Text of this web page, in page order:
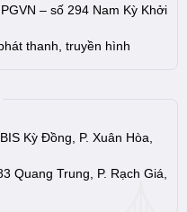
– số 294 Nam Kỳ Khởi
thanh, truyền hình
Kỳ Đồng, P. Xuân Hòa,
Quang Trung, P. Rạch Giá,